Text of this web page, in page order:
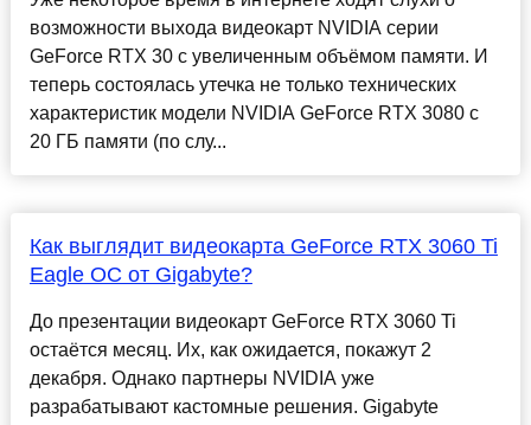
возможности выхода видеокарт NVIDIA серии
GeForce RTX 30 с увеличенным объёмом памяти. И
теперь состоялась утечка не только технических
характеристик модели NVIDIA GeForce RTX 3080 с
20 ГБ памяти (по слу...
Как выглядит видеокарта GeForce RTX 3060 Ti
Eagle OC от Gigabyte?
До презентации видеокарт GeForce RTX 3060 Ti
остаётся месяц. Их, как ожидается, покажут 2
декабря. Однако партнеры NVIDIA уже
разрабатывают кастомные решения. Gigabyte